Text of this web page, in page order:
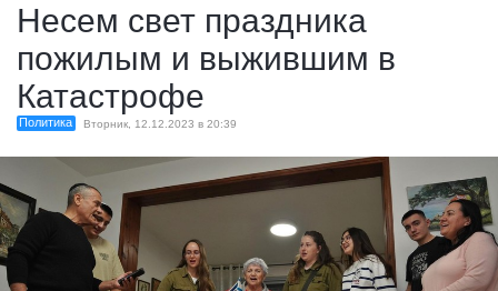
Несем свет праздника
пожилым и выжившим в
Катастрофе
Политика Вторник, 12.12.2023 в 20:39